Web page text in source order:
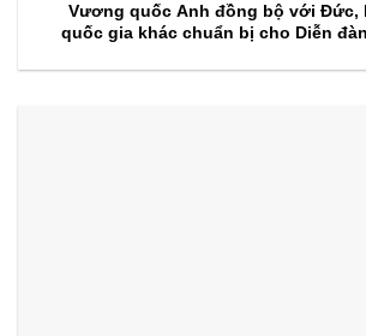
Vương quốc Anh đồng bộ với Đức,
quốc gia khác chuẩn bị cho Diễn